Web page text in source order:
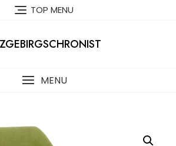
TOP MENU
MENU